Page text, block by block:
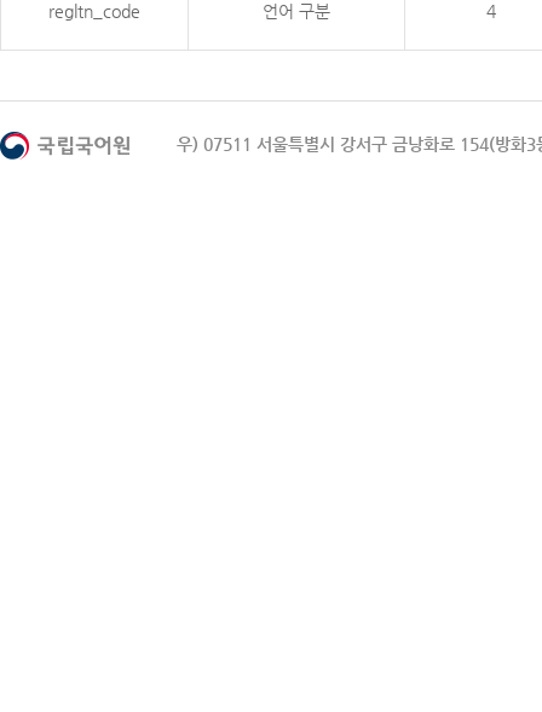
regltn_code 언어 구분 4
우) 07511 서울특별시 강서구 금낭화로 154(방화3